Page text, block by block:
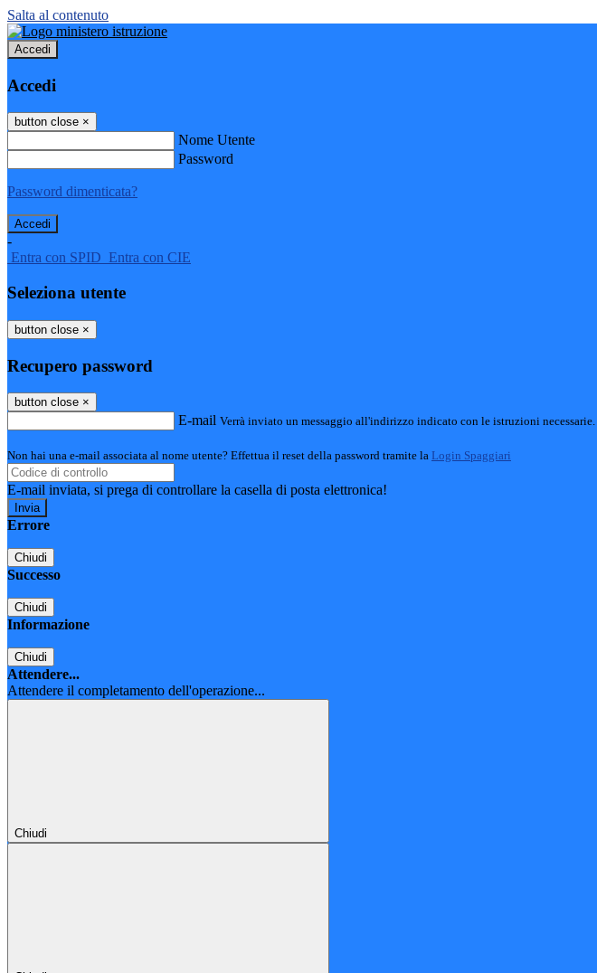
Salta al contenuto
Accedi
Accedi
button close ×
Nome Utente
Password
Password dimenticata?
-
Entra con SPID Entra con CIE
Seleziona utente
button close ×
Recupero password
button close ×
E-mail Verrà inviato un messaggio all'indirizzo indicato con le istruzioni necessarie.
Non hai una e-mail associata al nome utente? Effettua il reset della password tramite la Login Spaggiari
E-mail inviata, si prega di controllare la casella di posta elettronica!
Errore
Chiudi
Successo
Chiudi
Informazione
Chiudi
Attendere...
Attendere il completamento dell'operazione...
Chiudi